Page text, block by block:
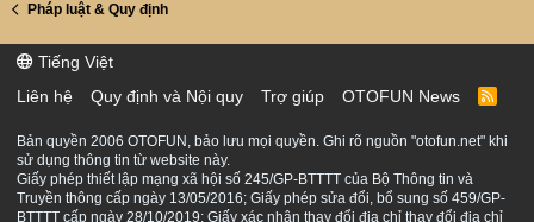
Pháp luật & Quy định
Tiếng Việt
Liên hệ
Quy định và Nội quy Trợ giúp OTOFUN News
R
S
Bản quyền 2006 OTOFUN, bảo lưu mọi quyền. Ghi rõ nguồn "otofun.net" khi
sử dụng thông tin từ website này.
Giấy phép thiết lập mạng xã hội số 245/GP-BTTTT của Bộ Thông tin và
Truyền thông cấp ngày 13/05/2016; Giấy phép sửa đổi, bổ sung số 459/GP-
BTTTT cấp ngày 28/10/2019; Giấy xác nhận thay đổi địa chỉ thay đổi địa chỉ